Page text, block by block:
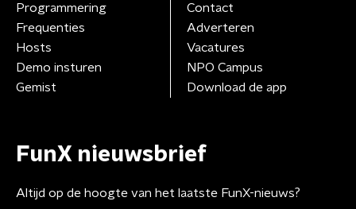
Programmering
Frequenties
Hosts
Demo insturen
Gemist
Contact
Adverteren
Vacatures
NPO Campus
Download de app
FunX nieuwsbrief
Altijd op de hoogte van het laatste FunX-nieuws?